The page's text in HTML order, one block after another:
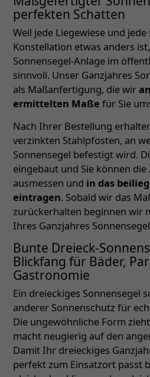
perfekten Schatten
Weil jede Liegewiese und
Konstellation etwas anders
Sonnensegel-Anlage im
sinnvoll. Unser Ganzjahres
als Maßanfertigung, die wir
ermittelten Maße für Sie
Nach Ihrer Bestellung
verzinkten Stahlpfosten, an
Sonnensegel befestigt wird.
eingebaut und Sie können
ausmessen und in das
eintragen. Sobald wir das
zurückerhalten beginnen wir
Ihres Ganzjahres
Bunte Dreieck-
Blickfang für Bäder,
Gastronomie
Ein dreieckiges Sonnensegel
anderer Sonnenschutz für
Die ungewöhnliche Form
macht neugierig auf den
Damit Ihr dreieckiges
perfekt zum Einsatzort passt